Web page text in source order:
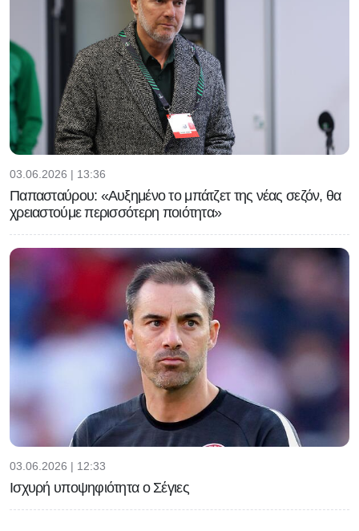
03.06.2026 | 13:36
Παπασταύρου: «Αυξημένο το μπάτζετ της νέας σεζόν, θα
χρειαστούμε περισσότερη ποιότητα»
03.06.2026 | 12:33
Ισχυρή υποψηφιότητα ο Σέγιες